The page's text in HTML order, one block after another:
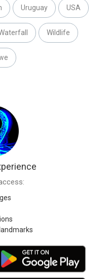
Uruguay USA
Wildlife